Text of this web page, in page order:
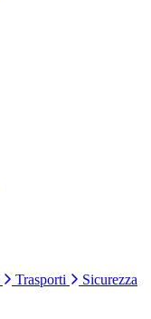
Trasporti
Sicurezza